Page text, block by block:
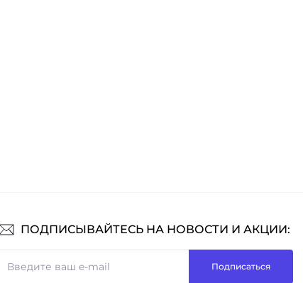
ПОДПИСЫВАЙТЕСЬ НА НОВОСТИ И АКЦИИ:
Подписаться